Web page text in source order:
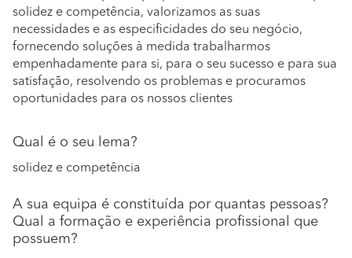
solidez e competência, valorizamos as suas
necessidades e as especificidades do seu negócio,
fornecendo soluções à medida trabalharmos
empenhadamente para si, para o seu sucesso e para sua
satisfação, resolvendo os problemas e procuramos
oportunidades para os nossos clientes
Qual é o seu lema?
solidez e competência
A sua equipa é constituída por quantas pessoas?
Qual a formação e experiência profissional que
possuem?